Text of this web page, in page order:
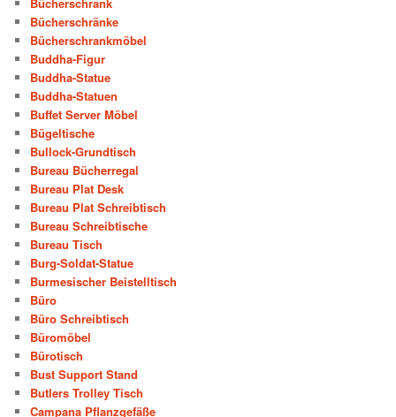
Bücherschränke
Bücherschrankmöbel
Buddha-Figur
Buddha-Statue
Buddha-Statuen
Buffet Server Möbel
Bügeltische
Bullock-Grundtisch
Bureau Bücherregal
Bureau Plat Desk
Bureau Plat Schreibtisch
Bureau Schreibtische
Bureau Tisch
Burg-Soldat-Statue
Burmesischer Beistelltisch
Büro
Büro Schreibtisch
Büromöbel
Bürotisch
Bust Support Stand
Butlers Trolley Tisch
Campana Pflanzgefäße